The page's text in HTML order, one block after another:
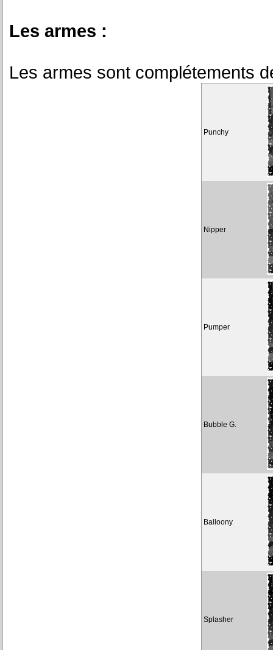
Les armes :
Les armes sont complétements
Punchy
Nipper
Pumper
Bubble G.
Balloony
Splasher